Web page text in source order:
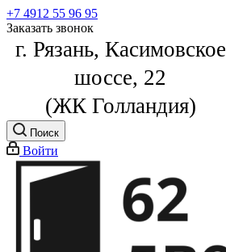
+7 4912 55 96 95
Заказать звонок
г. Рязань, Касимовское
шоссе, 22
(ЖК Голландия)
Поиск
Войти